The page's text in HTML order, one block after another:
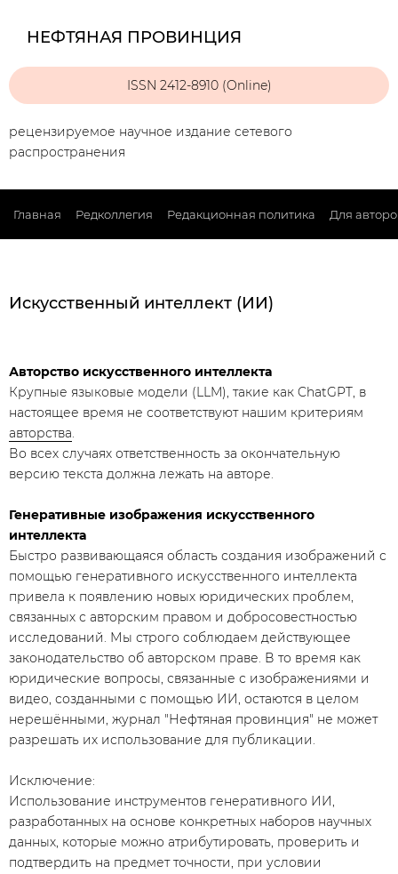
НЕФТЯНАЯ ПРОВИНЦИЯ
ISSN 2412-8910 (Online)
рецензируемое научное издание сетевого
распространения
Главная Редколлегия Редакционная политика Для
Искусственный интеллект (ИИ)
Авторство искусственного интеллекта
Крупные языковые модели (LLM), такие как ChatGPT, в
настоящее время не соответствуют нашим критериям
авторства.
Во всех случаях ответственность за окончательную
версию текста должна лежать на авторе.
Генеративные изображения искусственного
интеллекта
Быстро развивающаяся область создания изображений с
помощью генеративного искусственного интеллекта
привела к появлению новых юридических проблем,
связанных с авторским правом и добросовестностью
исследований. Мы строго соблюдаем действующее
законодательство об авторском праве. В то время как
юридические вопросы, связанные с изображениями и
видео, созданными с помощью ИИ, остаются в целом
нерешёнными, журнал "Нефтяная провинция" не может
разрешать их использование для публикации.
Исключение:
Использование инструментов генеративного ИИ,
разработанных на основе конкретных наборов научных
данных, которые можно атрибутировать, проверить и
подтвердить на предмет точности, при условии